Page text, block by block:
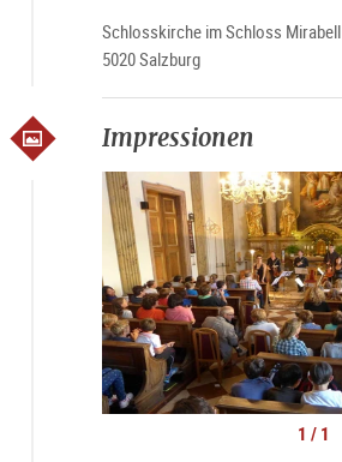
Schlosskirche im Schloss Mirabell
5020 Salzburg
Impressionen
1 / 1